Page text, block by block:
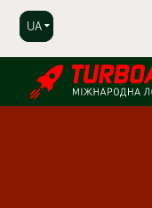
RU
UA
CN
|
EN